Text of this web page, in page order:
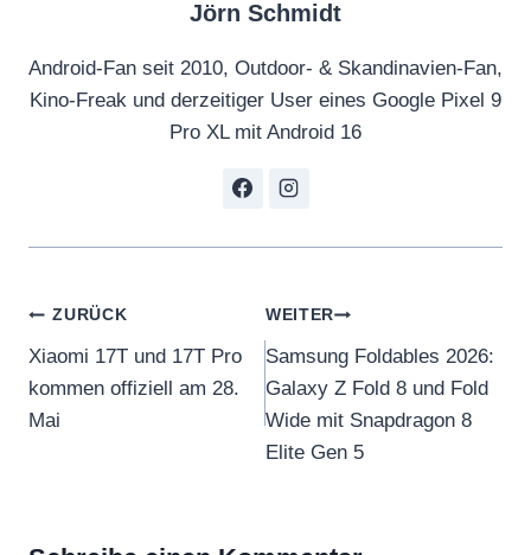
Jörn Schmidt
Android-Fan seit 2010, Outdoor- & Skandinavien-Fan,
Kino-Freak und derzeitiger User eines Google Pixel 9
Pro XL mit Android 16
Beitragsnavigation
ZURÜCK
Xiaomi 17T und 17T Pro
kommen offiziell am 28.
Mai
WEITER
Samsung Foldables 2026:
Galaxy Z Fold 8 und Fold
Wide mit Snapdragon 8
Elite Gen 5